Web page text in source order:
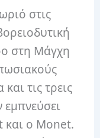
στις
στη Μάγχη
τις τρεις
και ο Monet.